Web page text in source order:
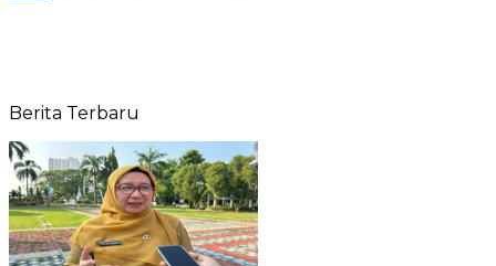
Berita Terbaru